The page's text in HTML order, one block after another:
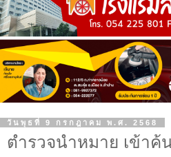
วันพุธที่ 9 กรกฎาคม พ.ศ. 2568
ตำรวจนำหมาย เข้าค้